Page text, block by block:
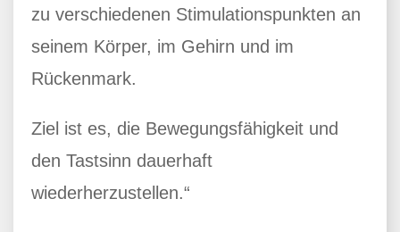
zu verschiedenen Stimulationspunkten an
seinem Körper, im Gehirn und im
Rückenmark.
Ziel ist es, die Bewegungsfähigkeit und
den Tastsinn dauerhaft
wiederherzustellen.“